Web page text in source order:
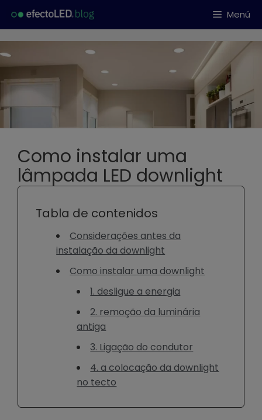
Menú
Como instalar uma
lâmpada LED downlight
Tabla de contenidos
Considerações antes da
instalação da downlight
Como instalar uma downlight
1. desligue a energia
2. remoção da luminária
antiga
3. Ligação do condutor
4. a colocação da downlight
no tecto